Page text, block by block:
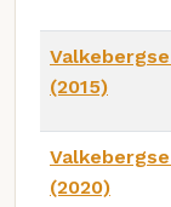
(2015)
(2020)